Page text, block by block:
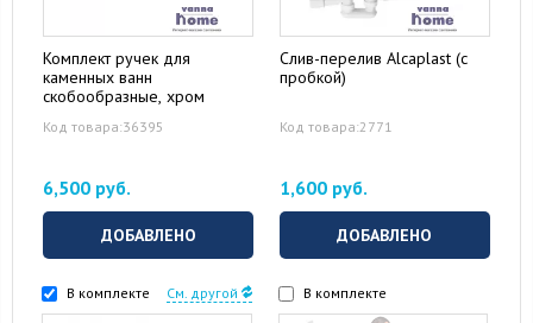
Комплект ручек для
каменных ванн
скобообразные, хром
Код товара:36395
6,500 руб.
ДОБАВЛЕНО
Слив-перелив Alcaplast (с
пробкой)
Код товара:2771
1,600 руб.
ДОБАВЛЕНО
В комплекте См. другой В комплекте